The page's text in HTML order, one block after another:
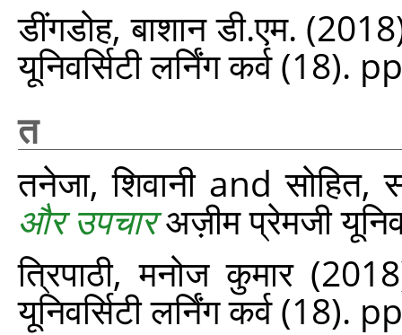
डींगडोह, बाशान डी.एम.
यूनिवर्सिटी लर्निंग कर्व (18).
त
तनेजा, शिवानीandसोहित,
और उपचारअज़ीम प्रेमजी
त्रिपाठी, मनोज कुमार
यूनिवर्सिटी लर्निंग कर्व (18).